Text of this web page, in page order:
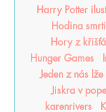
Harry Potter
Hodina smrti
Hory z
Hunger Games
Jeden z nás lže
Jiskra v
karenrivers